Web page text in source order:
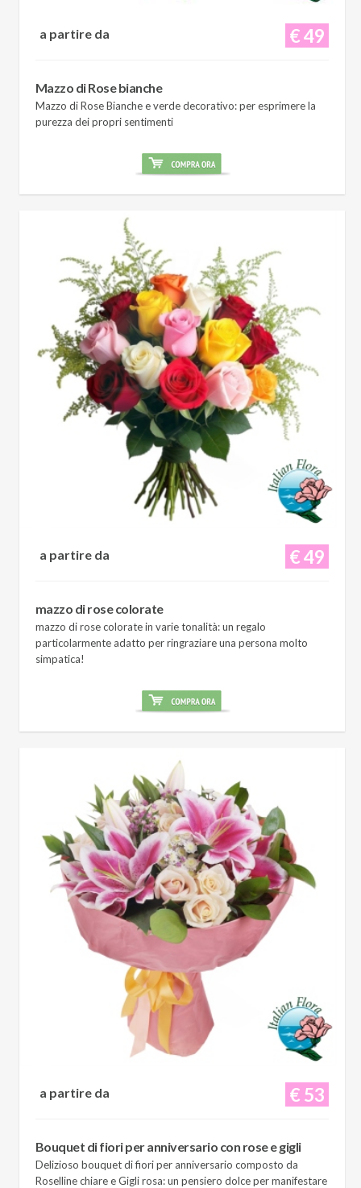
€ 49
a partire da
Mazzo di Rose bianche
Mazzo di Rose Bianche e verde decorativo: per esprimere la
purezza dei propri sentimenti
€ 49
a partire da
mazzo di rose colorate
mazzo di rose colorate in varie tonalità: un regalo
particolarmente adatto per ringraziare una persona molto
simpatica!
€ 53
a partire da
Bouquet di fiori per anniversario con rose e gigli
Delizioso bouquet di fiori per anniversario composto da
Roselline chiare e Gigli rosa: un pensiero dolce per manifestare